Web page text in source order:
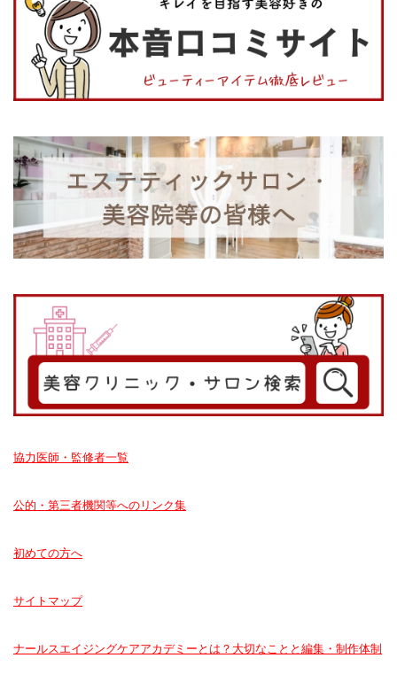
協力医師・監修者一覧
公的・第三者機関等へのリンク集
初めての方へ
サイトマップ
ナールスエイジングケアアカデミーとは？大切なことと編集・制作体制